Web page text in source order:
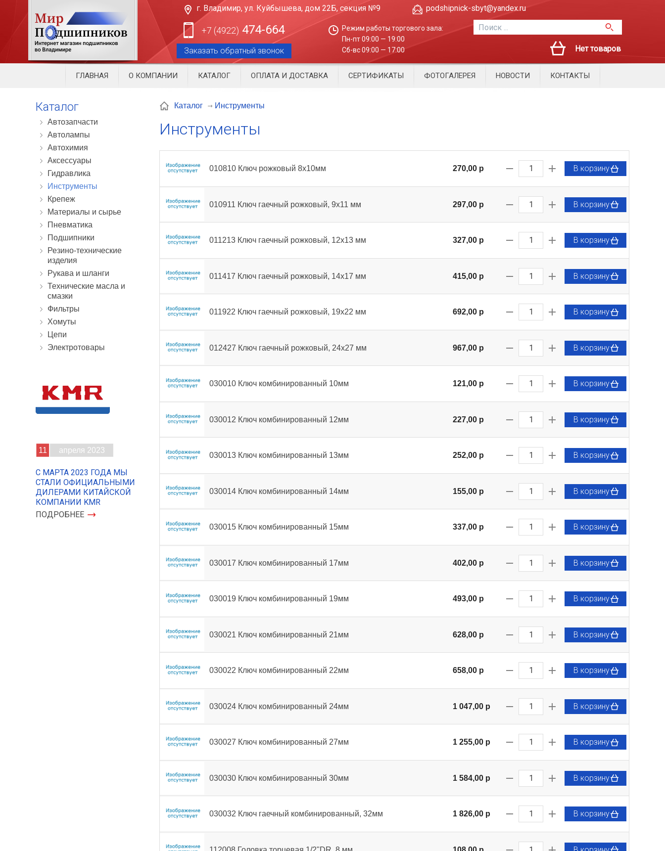
podshipnick-sbyt@yandex.ru
г. Владимир, ул. Куйбышева, дом 22Б, секция №9
+7 (4922) 474-664
Режим работы торгового зала:
Пн-пт 09:00 — 19:00
Сб-вс 09:00 — 17:00
Заказать обратный звонок Нет товаров
ГЛАВНАЯ О КОМПАНИИ КАТАЛОГ ОПЛАТА И ДОСТАВКА СЕРТИФИКАТЫ ФОТОГАЛЕРЕЯ НОВОСТИ КОНТАКТЫ
Каталог
Автозапчасти
Автолампы
Автохимия
Аксессуары
Гидравлика
Инструменты
Крепеж
Материалы и сырье
Пневматика
Подшипники
Резино-технические
изделия
Рукава и шланги
Технические масла и
смазки
Фильтры
Хомуты
Цепи
Электротовары
11 апреля 2023
С МАРТА 2023 ГОДА МЫ
СТАЛИ ОФИЦИАЛЬНЫМИ
ДИЛЕРАМИ КИТАЙСКОЙ
КОМПАНИИ KMR
ПОДРОБНЕЕ
Каталог Инструменты
Инструменты
010810 Ключ рожковый 8х10мм 270,00 p В корзину
010911 Ключ гаечный рожковый, 9х11 мм 297,00 p В корзину
011213 Ключ гаечный рожковый, 12х13 мм 327,00 p В корзину
011417 Ключ гаечный рожковый, 14х17 мм 415,00 p В корзину
011922 Ключ гаечный рожковый, 19х22 мм 692,00 p В корзину
012427 Ключ гаечный рожковый, 24х27 мм 967,00 p В корзину
030010 Ключ комбинированный 10мм 121,00 p В корзину
030012 Ключ комбинированный 12мм 227,00 p В корзину
030013 Ключ комбинированный 13мм 252,00 p В корзину
030014 Ключ комбинированный 14мм 155,00 p В корзину
030015 Ключ комбинированный 15мм 337,00 p В корзину
030017 Ключ комбинированный 17мм 402,00 p В корзину
030019 Ключ комбинированный 19мм 493,00 p В корзину
030021 Ключ комбинированный 21мм 628,00 p В корзину
030022 Ключ комбинированный 22мм 658,00 p В корзину
030024 Ключ комбинированный 24мм 1 047,00 p В корзину
030027 Ключ комбинированный 27мм 1 255,00 p В корзину
030030 Ключ комбинированный 30мм 1 584,00 p В корзину
030032 Ключ гаечный комбинированный, 32мм 1 826,00 p В корзину